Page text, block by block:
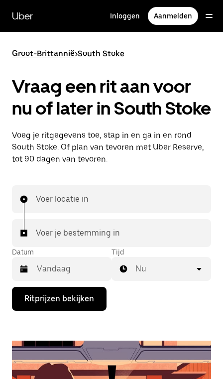
naar
hoofdinhoud
Uber Inloggen Aanmelden
Groot-Brittannië>South Stoke
Vraag een rit aan voor
nu of later in South Stoke
Voeg je ritgegevens toe, stap in en ga in en rond
South Stoke. Of plan van tevoren met Uber Reserve,
tot 90 dagen van tevoren.
Voer locatie in
Voer je bestemming in
Datum
Druk
de
de
te
openen
Tijd
Nu
Ritprijzen bekijken